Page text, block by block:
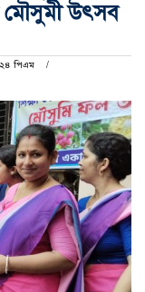
মৌসুমী উৎসব
পিএম